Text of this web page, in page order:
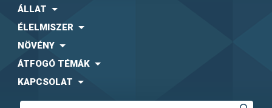
ÁLLAT
ÉLELMISZER
NÖVÉNY
ÁTFOGÓ TÉMÁK
KAPCSOLAT